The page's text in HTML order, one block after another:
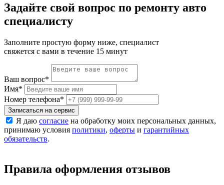
Задайте свой вопрос по ремонту авто
специалисту
Заполните простую форму ниже, специалист
свяжется с вами в течение 15 минут
Ваш вопрос*
Имя*
Номер телефона*
Записаться на сервис
Я даю согласие на обработку моих персональных данных,
принимаю условия политики, оферты и гарантийных
обязательств.
Правила оформления отзывов